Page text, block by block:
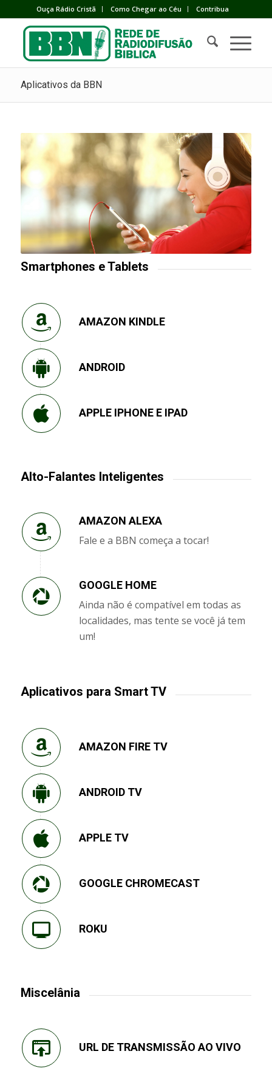
Ouça Rádio Cristã Como Chegar ao Céu Contribua
Aplicativos da BBN
Smartphones e Tablets
AMAZON KINDLE
ANDROID
APPLE IPHONE E IPAD
Alto-Falantes Inteligentes
AMAZON ALEXA
Fale e a BBN começa a tocar!
GOOGLE HOME
Ainda não é compatível em todas as
localidades, mas tente se você já tem
um!
Aplicativos para Smart TV
AMAZON FIRE TV
ANDROID TV
APPLE TV
GOOGLE CHROMECAST
ROKU
Miscelânia
URL DE TRANSMISSÃO AO VIVO